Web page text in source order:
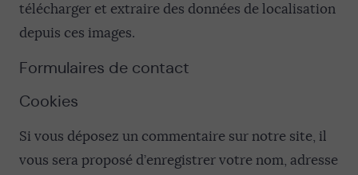
télécharger et extraire des données de localisation
depuis ces images.
Formulaires de contact
Cookies
Si vous déposez un commentaire sur notre site, il
vous sera proposé d’enregistrer votre nom, adresse